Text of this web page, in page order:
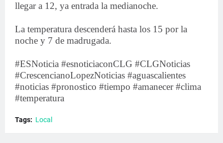
llegar a 12, ya entrada la medianoche.
La temperatura descenderá hasta los 15 por la
noche y 7 de madrugada.
#ESNoticia #esnoticiaconCLG #CLGNoticias
#CrescencianoLopezNoticias #aguascalientes
#noticias #pronostico #tiempo #amanecer #clima
#temperatura
Tags: Local